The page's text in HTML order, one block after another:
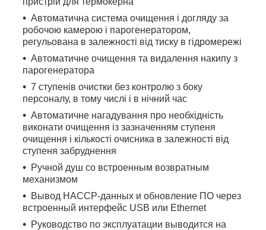
Автоматична система очищення і догляду за
робочою камерою і парогенератором,
регульована в залежності від тиску в гідромережі
Автоматичне очищення та видалення накипу з
парогенератора
7 ступенів очистки без контролю з боку
персоналу, в тому числі і в нічний час
Автоматичне нагадування про необхідність
виконати очищення із зазначенням ступеня
очищення і кількості очисника в залежності від
ступеня забруднення
Ручной душ со встроенным возвратным
механизмом
Вывод HACCP-данных и обновление ПО через
встроенный интерфейс USB или Ethernet
Руководство по эксплуатации выводится на